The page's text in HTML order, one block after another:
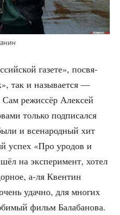
газе­те», посвя­
так и назы­ва­ет­ся —
режис­сёр Алек­сей
толь­ко под­пи­сал­ся
и все­на­род­ный хит
успех «Про уро­дов и
на экс­пе­ри­мент, хотел
а‑ля Квен­тин
удач­но, для мно­гих
фильм Бала­ба­но­ва.